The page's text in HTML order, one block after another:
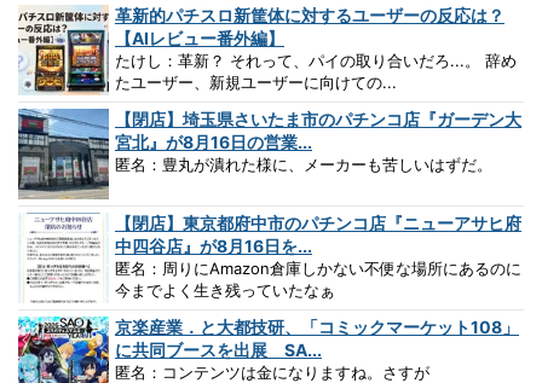
革新的パチスロ新筐体に対するユーザーの反応は？
【AIレビュー番外編】
たけし：革新？ それって、パイの取り合いだろ...。 辞め
たユーザー、新規ユーザーに向けての...
【閉店】埼玉県さいたま市のパチンコ店『ガーデン大
宮北』が8月16日の営業...
匿名：豊丸が潰れた様に、メーカーも苦しいはずだ。
【閉店】東京都府中市のパチンコ店『ニューアサヒ府
中四谷店』が8月16日を...
匿名：周りにAmazon倉庫しかない不便な場所にあるのに
今までよく生き残っていたなぁ
京楽産業．と大都技研、「コミックマーケット108」
に共同ブースを出展 SA...
匿名：コンテンツは金になりますね。さすが